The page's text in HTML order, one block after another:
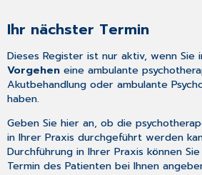
Ihr nächster Termin
Dieses Register ist nur aktiv, wenn Sie
Vorgehen eine ambulante
Akutbehandlung oder ambulante
haben.
Geben Sie hier an, ob die
in Ihrer Praxis durchgeführt werden
Durchführung in Ihrer Praxis können
Termin des Patienten bei Ihnen